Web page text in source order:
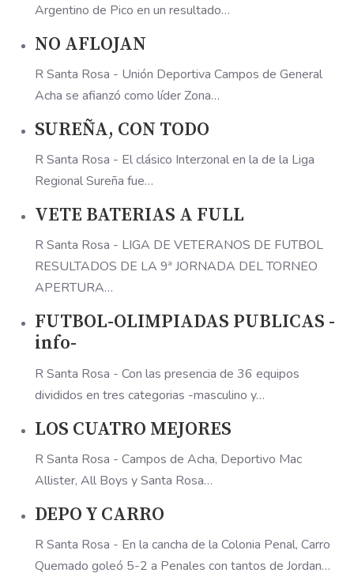
Argentino de Pico en un resultado…
NO AFLOJAN
R Santa Rosa - Unión Deportiva Campos de General
Acha se afianzó como líder Zona…
SUREÑA, CON TODO
R Santa Rosa - El clásico Interzonal en la de la Liga
Regional Sureña fue…
VETE BATERIAS A FULL
R Santa Rosa - LIGA DE VETERANOS DE FUTBOL
RESULTADOS DE LA 9ª JORNADA DEL TORNEO
APERTURA…
FUTBOL-OLIMPIADAS PUBLICAS -
info-
R Santa Rosa - Con las presencia de 36 equipos
divididos en tres categorias -masculino y…
LOS CUATRO MEJORES
R Santa Rosa - Campos de Acha, Deportivo Mac
Allister, All Boys y Santa Rosa…
DEPO Y CARRO
R Santa Rosa - En la cancha de la Colonia Penal, Carro
Quemado goleó 5-2 a Penales con tantos de Jordan…